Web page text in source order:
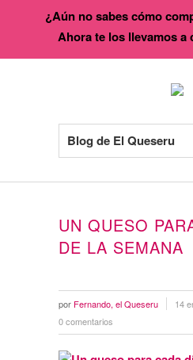
Blog de El Queseru
UN QUESO
DE LA SEMANA
por Fernando, el Queseru
14
0 comentarios
¿Aún no sabes cómo
Ahora te los llevamos a